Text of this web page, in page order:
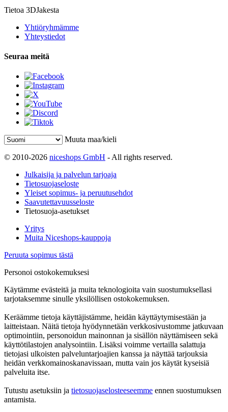
Tietoa 3DJakesta
Yhtiöryhmämme
Yhteystiedot
Seuraa meitä
Muuta maa/kieli
© 2010-2026 niceshops GmbH - All rights reserved.
Julkaisija ja palvelun tarjoaja
Tietosuojaseloste
Yleiset sopimus- ja peruutusehdot
Saavutettavuusseloste
Tietosuoja-asetukset
Yritys
Muita Niceshops-kauppoja
Peruuta sopimus tästä
Personoi ostokokemuksesi
Käytämme evästeitä ja muita teknologioita vain suostumuksellasi
tarjotaksemme sinulle yksilöllisen ostokokemuksen.
Keräämme tietoja käyttäjistämme, heidän käyttäytymisestään ja
laitteistaan. Näitä tietoja hyödynnetään verkkosivustomme jatkuvaan
optimointiin, personoidun mainonnan ja sisällön näyttämiseen sekä
käyttötilastojen analysointiin. Lisäksi voimme vertailla salattuja
tietojasi ulkoisten palveluntarjoajien kanssa ja näyttää tarjouksia
heidän verkkomainoskanavissaan, mutta vain jos käytät kyseisiä
palveluita itse.
Tutustu asetuksiin ja tietosuojaselosteeseemme ennen suostumuksen
antamista.